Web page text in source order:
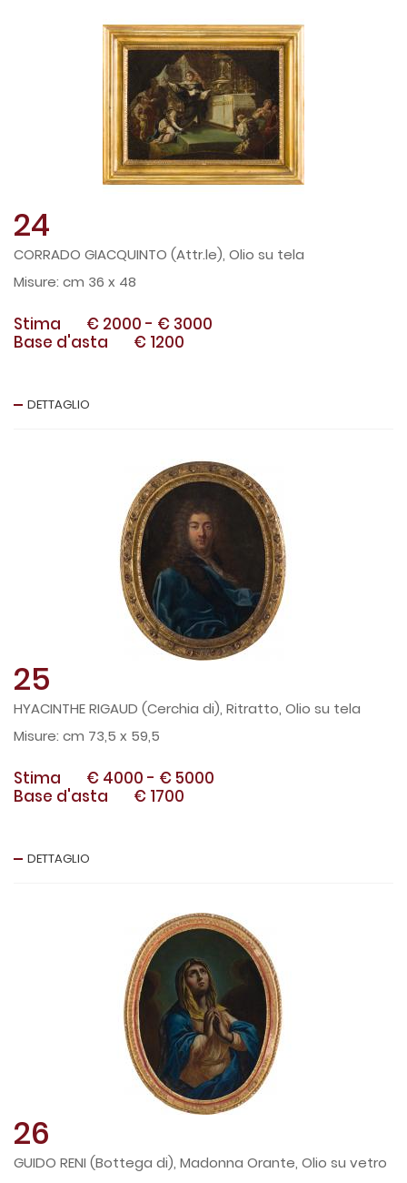
24
CORRADO GIACQUINTO (Attr.le), Olio su tela
cm 36 x 48
Stima € 2000 - € 3000
Base d'asta
€ 1200
DETTAGLIO
25
HYACINTHE RIGAUD (Cerchia di), Ritratto, Olio su tela
cm 73,5 x 59,5
Stima € 4000 - € 5000
Base d'asta
€ 1700
DETTAGLIO
26
GUIDO RENI (Bottega di), Madonna Orante, Olio su vetro